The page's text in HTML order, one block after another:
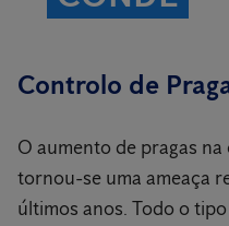
Controlo de
O aumento de pragas
tornou-se uma ameaça
últimos anos. Todo o